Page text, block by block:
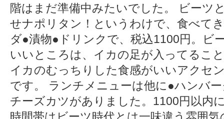
階はまだ準備中みたいでした。 ビーツ
せナポリタン！というわけで、食べて
ダ●漬物●ドリンクで、税込1100円。ビ
いいところは、イカの足が入ってるこ
イカのむっちりした食感がいいアクセ
です。 ランチメニューは他に●ハンバ
チーズカツがありました。1100円以内